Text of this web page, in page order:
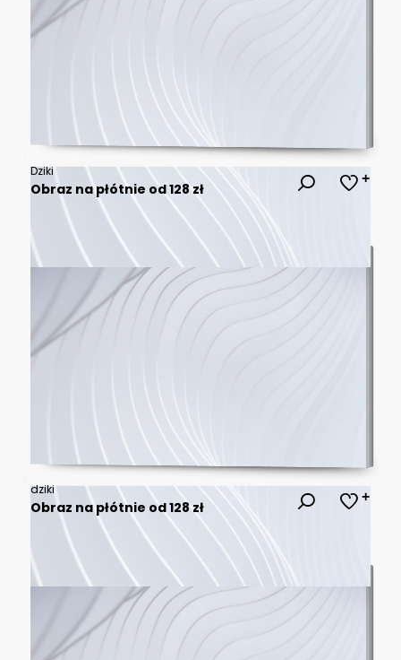
Dziki
Obraz na płótnie od 128 zł
dziki
Obraz na płótnie od 128 zł